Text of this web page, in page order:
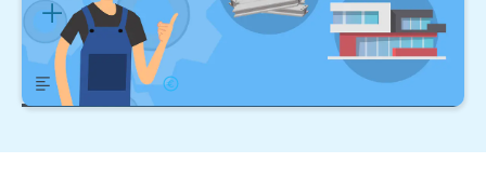
Lernplan
Übersicht